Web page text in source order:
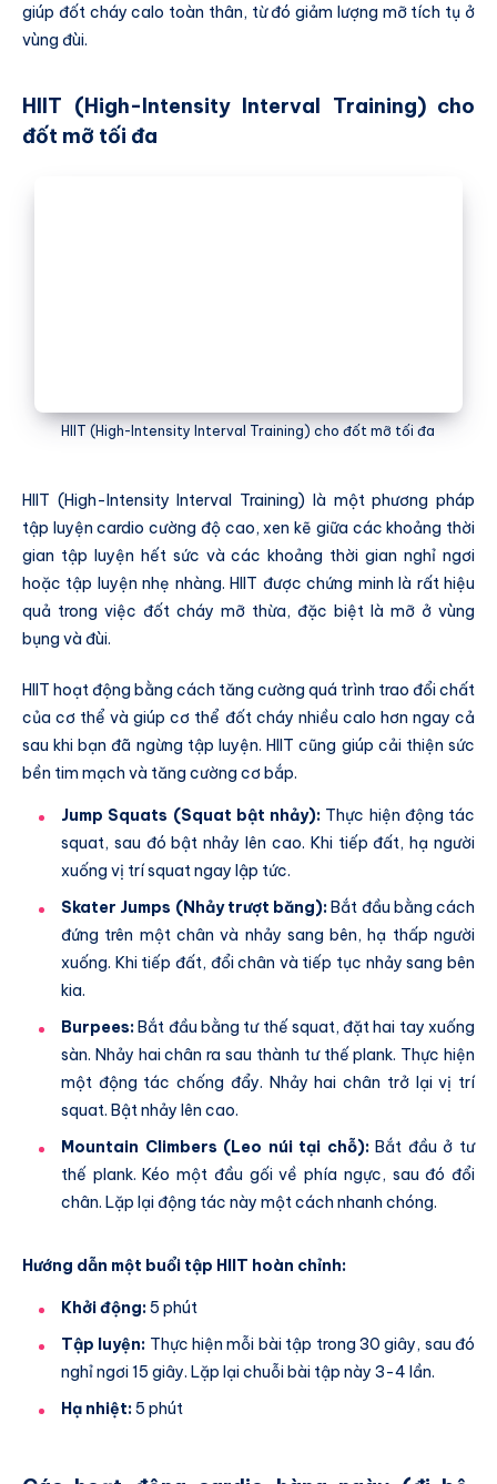
giúp đốt cháy calo toàn thân, từ đó giảm lượng mỡ tích tụ ở
vùng đùi.
HIIT (High-Intensity Interval Training) cho
đốt mỡ tối đa
HIIT (High-Intensity Interval Training) cho đốt mỡ tối đa
HIIT (High-Intensity Interval Training) là một phương pháp
tập luyện cardio cường độ cao, xen kẽ giữa các khoảng thời
gian tập luyện hết sức và các khoảng thời gian nghỉ ngơi
hoặc tập luyện nhẹ nhàng. HIIT được chứng minh là rất hiệu
quả trong việc đốt cháy mỡ thừa, đặc biệt là mỡ ở vùng
bụng và đùi.
HIIT hoạt động bằng cách tăng cường quá trình trao đổi chất
của cơ thể và giúp cơ thể đốt cháy nhiều calo hơn ngay cả
sau khi bạn đã ngừng tập luyện. HIIT cũng giúp cải thiện sức
bền tim mạch và tăng cường cơ bắp.
Jump Squats (Squat bật nhảy): Thực hiện động tác
squat, sau đó bật nhảy lên cao. Khi tiếp đất, hạ người
xuống vị trí squat ngay lập tức.
Skater Jumps (Nhảy trượt băng):Bắt đầu bằng cách
đứng trên một chân và nhảy sang bên, hạ thấp người
xuống. Khi tiếp đất, đổi chân và tiếp tục nhảy sang bên
kia.
Burpees:Bắt đầu bằng tư thế squat, đặt hai tay xuống
sàn. Nhảy hai chân ra sau thành tư thế plank. Thực hiện
một động tác chống đẩy. Nhảy hai chân trở lại vị trí
squat. Bật nhảy lên cao.
Mountain Climbers (Leo núi tại chỗ):Bắt đầu ở tư
thế plank. Kéo một đầu gối về phía ngực, sau đó đổi
chân. Lặp lại động tác này một cách nhanh chóng.
Hướng dẫn một buổi tập HIIT hoàn chỉnh:
Khởi động:5 phút
Tập luyện: Thực hiện mỗi bài tập trong 30 giây, sau đó
nghỉ ngơi 15 giây. Lặp lại chuỗi bài tập này 3-4 lần.
Hạ nhiệt:5 phút